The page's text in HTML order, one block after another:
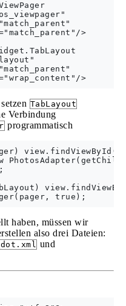
>
TabLayout
Verbindung
programmatisch
haben, müssen wir
also drei Dateien:
und